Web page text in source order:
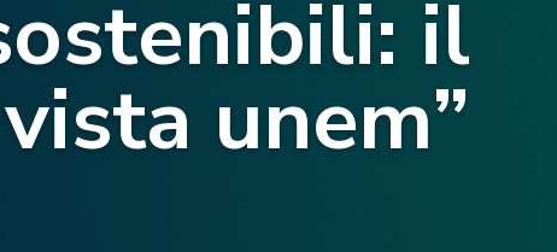
il
unem”